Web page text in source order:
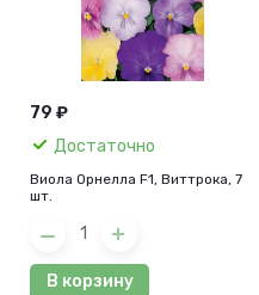
79 ₽
Достаточно
Виола Орнелла F1, Виттрока, 7
шт.
В корзину